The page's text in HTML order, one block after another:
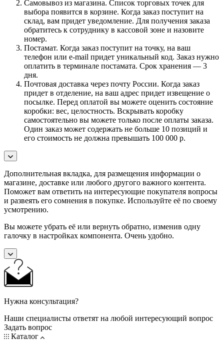
Самовывоз из магазина. Список торговых точек для
выбора появится в корзине. Когда заказ поступит на
склад, вам придет уведомление. Для получения заказа
обратитесь к сотруднику в кассовой зоне и назовите
номер.
Постамат. Когда заказ поступит на точку, на ваш
телефон или e-mail придет уникальный код. Заказ нужно
оплатить в терминале постамата. Срок хранения — 3
дня.
Почтовая доставка через почту России. Когда заказ
придет в отделение, на ваш адрес придет извещение о
посылке. Перед оплатой вы можете оценить состояние
коробки: вес, целостность. Вскрывать коробку
самостоятельно вы можете только после оплаты заказа.
Один заказ может содержать не больше 10 позиций и
его стоимость не должна превышать 100 000 р.
Дополнительная вкладка, для размещения информации о
магазине, доставке или любого другого важного контента.
Поможет вам ответить на интересующие покупателя вопросы
и развеять его сомнения в покупке. Используйте её по своему
усмотрению.
Вы можете убрать её или вернуть обратно, изменив одну
галочку в настройках компонента. Очень удобно.
Нужна консультация?
Наши специалисты ответят на любой интересующий вопрос
Задать вопрос
Каталог